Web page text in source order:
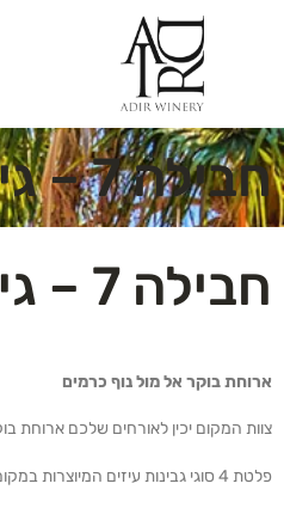
חבילה 7 – גיבוש וטבע בגליל
חבילה 7 – גיבוש וטבע בגליל
ארוחת בוקר אל מול נוף כרמים
צוות המקום יכין לאורחים שלכם ארוחת
פלטת 4 סוגי גבינות עיזים המיוצרות במקום